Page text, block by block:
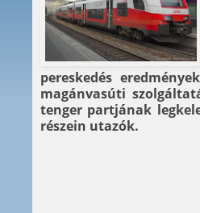
pereskedés
magánvasúti
tenger partjának
részein utazók.